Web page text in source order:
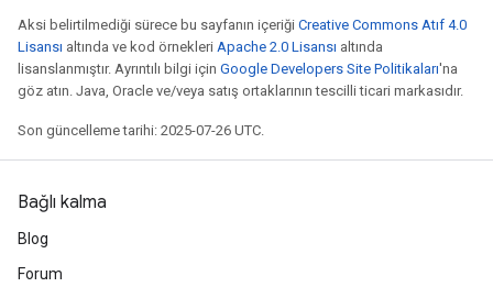
Aksi belirtilmediği sürece bu sayfanın içeriği Creative Commons Atıf 4.0
Lisansı altında ve kod örnekleri Apache 2.0 Lisansı altında
lisanslanmıştır. Ayrıntılı bilgi için Google Developers Site Politikaları'na
göz atın. Java, Oracle ve/veya satış ortaklarının tescilli ticari markasıdır.
Son güncelleme tarihi: 2025-07-26 UTC.
Bağlı kalma
Blog
Forum